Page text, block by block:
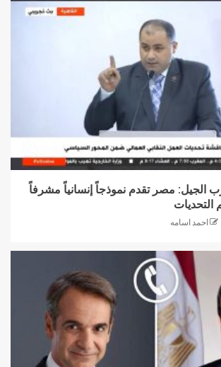
مصر تقدم نموذجاً إنسانياً مشرفاً
التحديات
احمد اسامه